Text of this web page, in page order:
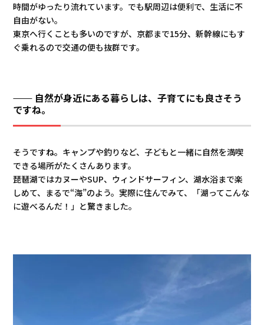
時間がゆったり流れています。でも駅周辺は便利で、生活に不
自由がない。
東京へ行くことも多いのですが、京都まで15分、新幹線にもす
ぐ乗れるので交通の便も抜群です。
自然が身近にある暮らしは、子育てにも良さそう
ですね。
そうですね。キャンプや釣りなど、子どもと一緒に自然を満喫
できる場所がたくさんあります。
琵琶湖ではカヌーやSUP、ウィンドサーフィン、湖水浴まで楽
しめて、まるで“海”のよう。実際に住んでみて、「湖ってこんな
に遊べるんだ！」と驚きました。